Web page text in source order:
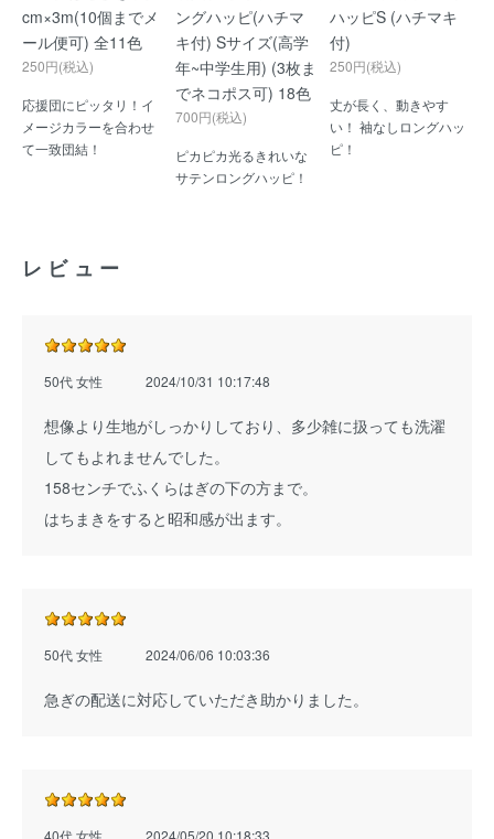
cm×3m(10個までメ
ール便可) 全11色
250円(税込)
応援団にピッタリ！イ
メージカラーを合わせ
て一致団結！
ングハッピ(ハチマ
キ付) Sサイズ(高学
年~中学生用) (3枚ま
でネコポス可) 18色
700円(税込)
ピカピカ光るきれいな
サテンロングハッピ！
ハッピS (ハチマキ
付)
250円(税込)
丈が長く、動きやす
い！ 袖なしロングハッ
ピ！
レビュー
50代 女性 2024/10/31 10:17:48
想像より生地がしっかりしており、多少雑に扱っても洗濯
してもよれませんでした。
158センチでふくらはぎの下の方まで。
はちまきをすると昭和感が出ます。
50代 女性 2024/06/06 10:03:36
急ぎの配送に対応していただき助かりました。
40代 女性 2024/05/20 10:18:33